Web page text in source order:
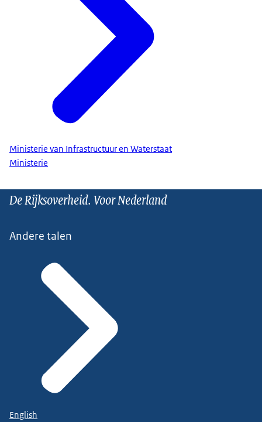
Ministerie van Infrastructuur en Waterstaat
Ministerie
De Rijksoverheid. Voor Nederland
Andere talen
English